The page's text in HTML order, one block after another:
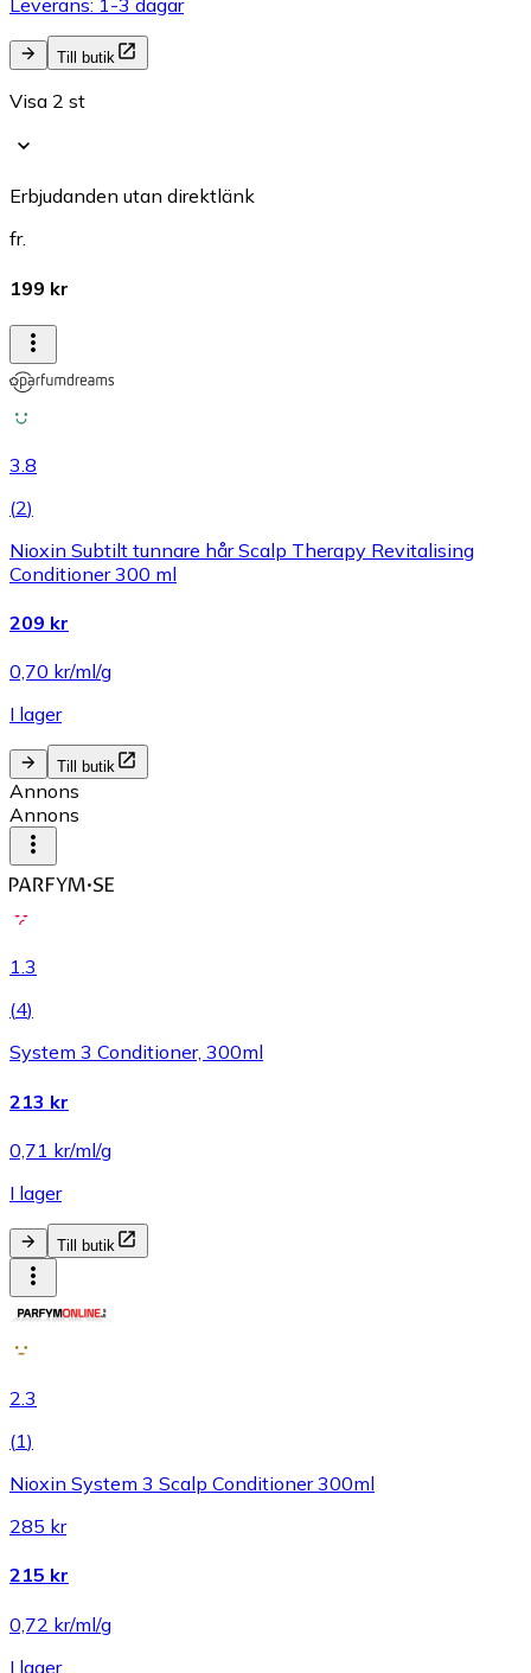
Leverans: 1-3 dagar
Till butik
Visa 2 st
Erbjudanden utan direktlänk
fr.
199 kr
3.8
(2)
Nioxin Subtilt tunnare hår Scalp Therapy Revitalising
Conditioner 300 ml
209 kr
0,70 kr/ml/g
I lager
Till butik
Annons
Annons
1.3
(4)
System 3 Conditioner, 300ml
213 kr
0,71 kr/ml/g
I lager
Till butik
2.3
(1)
Nioxin System 3 Scalp Conditioner 300ml
285 kr
215 kr
0,72 kr/ml/g
I lager